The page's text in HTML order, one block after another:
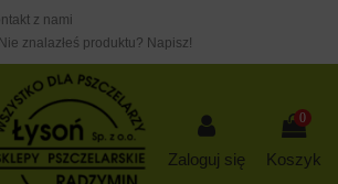
z nami
Nie znalazłeś produktu? Napisz!
Zaloguj się
0
Koszyk